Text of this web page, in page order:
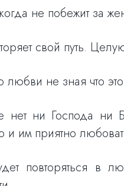
не побежит за
свой путь.
любви не зная что
нет ни Господа
и им приятно
повторяться в